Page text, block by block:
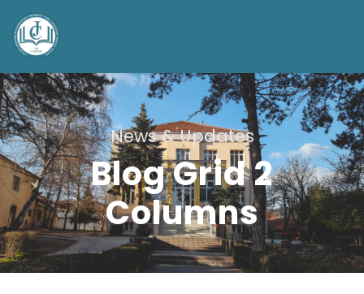
News & Updates
Blog Grid 2
Columns